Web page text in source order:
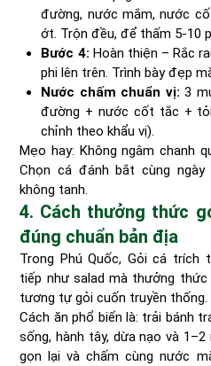
đường, nước mắm, nước
ớt. Trộn đều, để thấm 5-10
Bước 4: Hoàn thiện – Rắc
phi lên trên. Trình bày đẹp
Nước chấm chuẩn vị: 3
đường + nước cốt tắc +
chỉnh theo khẩu vị).
Mẹo hay: Không ngâm chanh
Chọn cá đánh bắt cùng
không tanh.
4. Cách thưởng thức
đúng chuẩn bản địa
Trong Phú Quốc, Gỏi cá
tiếp như salad mà thưởng
tương tự gỏi cuốn truyền thống.
Cách ăn phổ biến là: trải bánh
sống, hành tây, dừa nạo và
gọn lại và chấm cùng nước